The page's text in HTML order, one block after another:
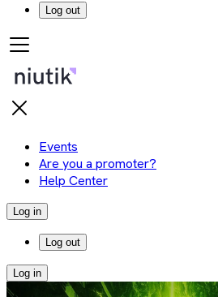
Log out
Events
Are you a promoter?
Help Center
Log in
Log out
Log in